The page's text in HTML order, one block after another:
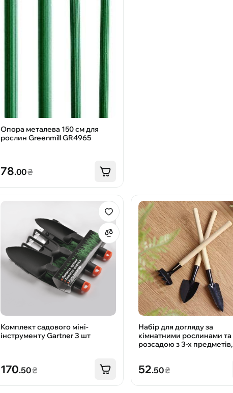
Опора металева 150 см для
рослин Greenmill GR4965
78.00₴
Комплект садового міні-
інструменту Gartner 3 шт
170.50₴
Набір для догляду за
кімнатними рослинами та
розсадою з 3-х предметів,
52.50₴